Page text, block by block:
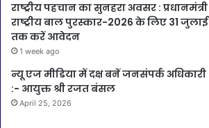
राष्ट्रीय पहचान का सुनहरा अवसर : प्रधानमंत्री
राष्ट्रीय बाल पुरस्कार-2026 के लिए 31 जुलाई
तक करें आवेदन
1 week ago
न्यू एज मीडिया में दक्ष बनें जनसंपर्क अधिकारी
:- आयुक्त श्री रजत बंसल
April 25, 2026